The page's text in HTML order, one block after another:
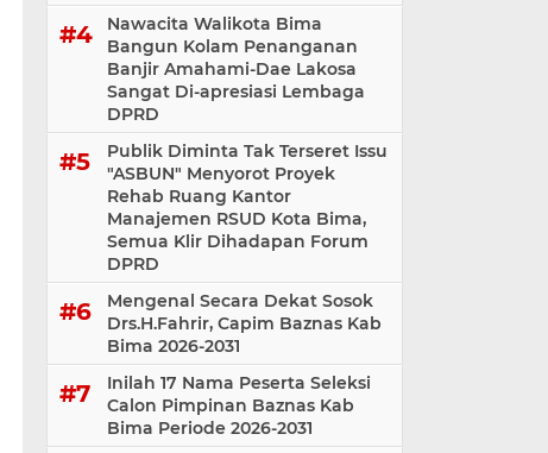
Nawacita Walikota Bima
Bangun Kolam Penanganan
Banjir Amahami-Dae Lakosa
Sangat Di-apresiasi Lembaga
DPRD
Publik Diminta Tak Terseret Issu
"ASBUN" Menyorot Proyek
Rehab Ruang Kantor
Manajemen RSUD Kota Bima,
Semua Klir Dihadapan Forum
DPRD
Mengenal Secara Dekat Sosok
Drs.H.Fahrir, Capim Baznas Kab
Bima 2026-2031
Inilah 17 Nama Peserta Seleksi
Calon Pimpinan Baznas Kab
Bima Periode 2026-2031